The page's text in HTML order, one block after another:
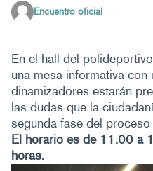
Encuentro oficial
En el hall del
una mesa informativa con
dinamizadores estarán
las dudas que la
segunda fase del
El horario es de 11.00 a
horas.